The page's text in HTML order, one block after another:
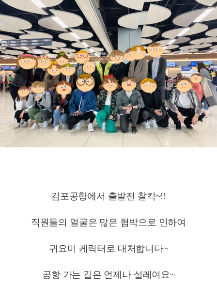
김포공항에서 출발전 찰칵~!!
직원들의 얼굴은 많은 협박으로 인하여
귀요미 케릭터로 대처합니다~
공항 가는 길은 언제나 설레여요~